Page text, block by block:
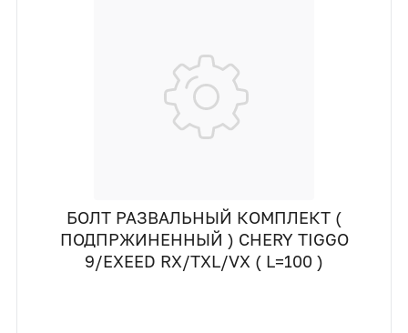
БОЛТ РАЗВАЛЬНЫЙ КОМПЛЕКТ (
ПОДПРЖИНЕННЫЙ ) CHERY TIGGO
9/EXEED RX/TXL/VX ( L=100 )